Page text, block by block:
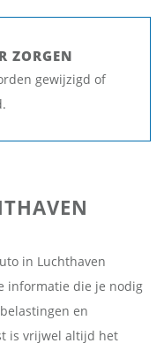
ZORGEN
gewijzigd of
in Luchthaven
informatie die je nodig
en
is vrijwel altijd het